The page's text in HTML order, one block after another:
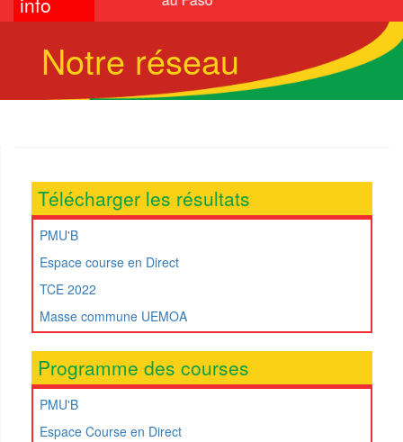
Notre réseau
Télécharger les résultats
PMU'B
Espace course en Direct
TCE 2022
Masse commune UEMOA
Programme des courses
PMU'B
Espace Course en Direct